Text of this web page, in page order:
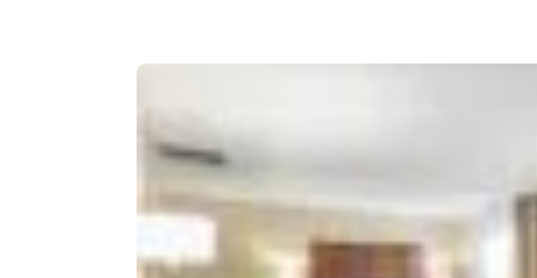
Europe